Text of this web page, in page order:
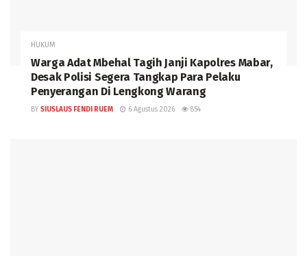
HUKUM
Warga Adat Mbehal Tagih Janji Kapolres Mabar,
Desak Polisi Segera Tangkap Para Pelaku
Penyerangan Di Lengkong Warang
BY SIUSLAUS FENDI RUEM 6 Agustus 2026 854